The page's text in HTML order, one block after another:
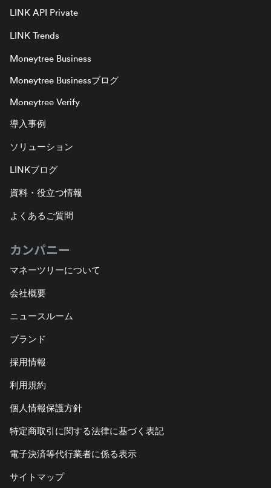
LINK API Private
LINK Trends
Moneytree Business
Moneytree Businessブログ
Moneytree Verify
導入事例
ソリューション
LINKブログ
資料・役立つ情報
よくあるご質問
カンパニー
マネーツリーについて
会社概要
ニュースルーム
ブランド
採用情報
利用規約
個人情報保護方針
特定商取引に関する法律に基づく表記
電子決済等代行業者に係る表示
サイトマップ